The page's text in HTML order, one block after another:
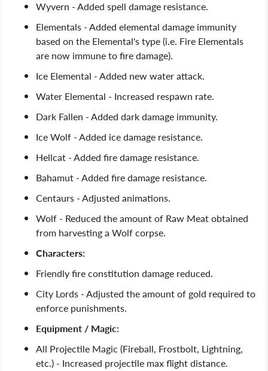
Wyvern - Added spell damage resistance.
Elementals - Added elemental damage immunity
based on the Elemental's type (i.e. Fire Elementals
are now immune to fire damage).
Ice Elemental - Added new water attack.
Water Elemental - Increased respawn rate.
Dark Fallen - Added dark damage immunity.
Ice Wolf - Added ice damage resistance.
Hellcat - Added fire damage resistance.
Bahamut - Added fire damage resistance.
Centaurs - Adjusted animations.
Wolf - Reduced the amount of Raw Meat obtained
from harvesting a Wolf corpse.
Characters:
Friendly fire constitution damage reduced.
City Lords - Adjusted the amount of gold required to
enforce punishments.
Equipment / Magic:
All Projectile Magic (Fireball, Frostbolt, Lightning,
etc.) - Increased projectile max flight distance.